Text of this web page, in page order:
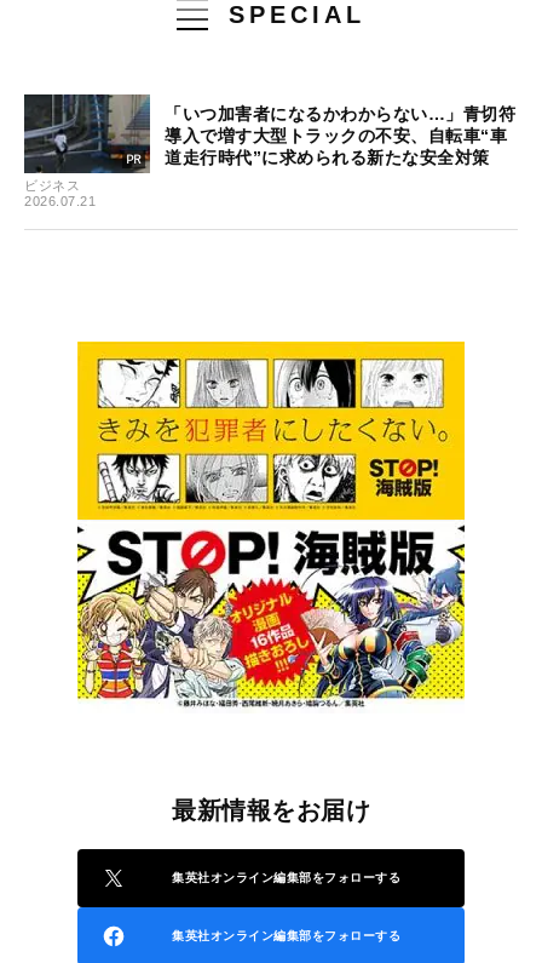
SPECIAL
ビジネス
2026.07.21
「いつ加害者になるかわからない…」青切符
導入で増す大型トラックの不安、自転車“車
道走行時代”に求められる新たな安全対策
最新情報をお届け
集英社オンライン編集部をフォローする
集英社オンライン編集部をフォローする